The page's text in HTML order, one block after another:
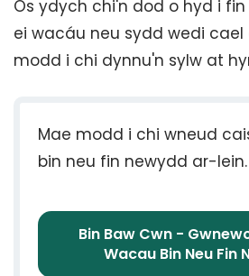
Os ydych chi'n dod o hyd i
ei wacáu neu sydd wedi
modd i chi dynnu'n sylw at
Mae modd i chi wneud
bin neu fin newydd ar-lein.
Bin Baw Cwn -
Wacau Bin Neu Fin